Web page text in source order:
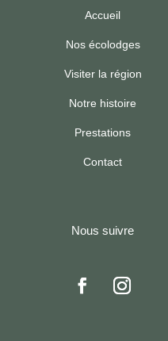
Accueil
Nos écolodges
Visiter la région
Notre histoire
Prestations
Contact
Nous suivre